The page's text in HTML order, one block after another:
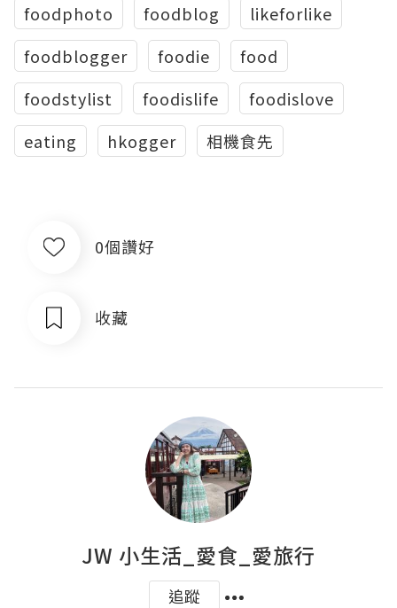
foodphoto
foodblog
likeforlike
foodblogger
foodie
food
foodstylist
foodislife
foodislove
eating
hkogger 相機食先
0個讚好
收藏
JW 小生活_愛食_愛旅行
追蹤